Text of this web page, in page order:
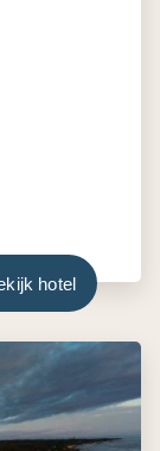
hotel